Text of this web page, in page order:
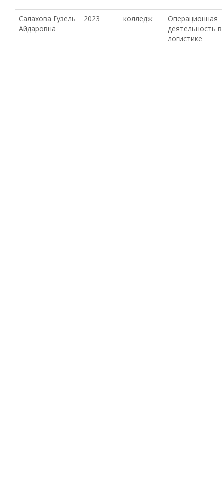
Салахова Гузель
Айдаровна
2023 колледж
Операционная
деятельность в
логистике